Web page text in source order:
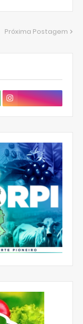
Próxima Postagem